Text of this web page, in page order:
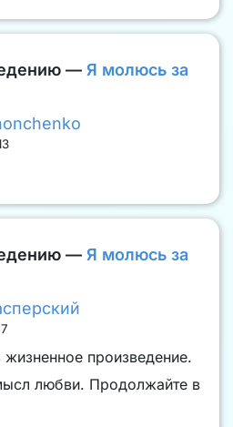
— Я молюсь за
— Я молюсь за
произведение.
любви. Продолжайте в